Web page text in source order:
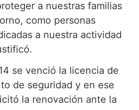
a nuestras familias
como personas
a nuestra actividad
se venció la licencia de
de seguridad y en ese
la renovación ante la